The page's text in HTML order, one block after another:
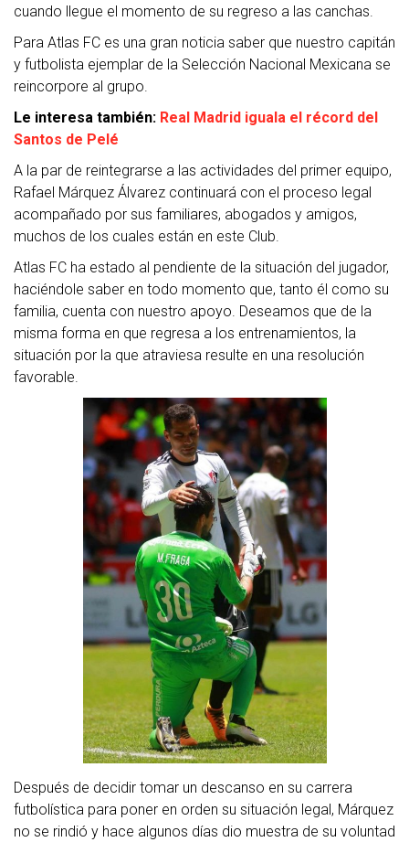
cuando llegue el momento de su regreso a las canchas.
Para Atlas FC es una gran noticia saber que nuestro capitán
y futbolista ejemplar de la Selección Nacional Mexicana se
reincorpore al grupo.
Le interesa también: Real Madrid iguala el récord del
Santos de Pelé
A la par de reintegrarse a las actividades del primer equipo,
Rafael Márquez Álvarez continuará con el proceso legal
acompañado por sus familiares, abogados y amigos,
muchos de los cuales están en este Club.
Atlas FC ha estado al pendiente de la situación del jugador,
haciéndole saber en todo momento que, tanto él como su
familia, cuenta con nuestro apoyo. Deseamos que de la
misma forma en que regresa a los entrenamientos, la
situación por la que atraviesa resulte en una resolución
favorable.
Después de decidir tomar un descanso en su carrera
futbolística para poner en orden su situación legal, Márquez
no se rindió y hace algunos días dio muestra de su voluntad